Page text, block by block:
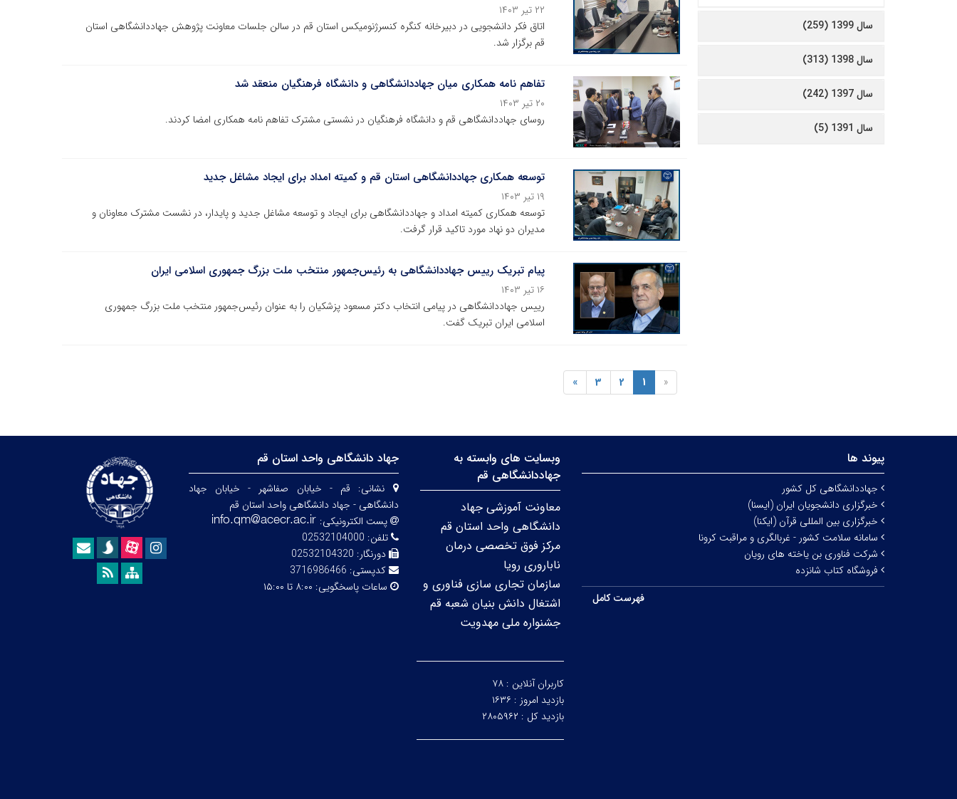
۲۲ تیر ۱۴۰۳
اتاق فکر دانشجویی در دبیرخانه کنگره کنسرژنومیکس استان قم در سالن جلسات معاونت پژوهش جهاددانشگاهی استان
قم برگزار شد.
تفاهم نامه همکاری میان جهاددانشگاهی و دانشگاه فرهنگیان منعقد شد
۲۰ تیر ۱۴۰۳
روسای جهاددانشگاهی قم و دانشگاه فرهنگیان در نشستی مشترک تفاهم نامه همکاری امضا کردند.
توسعه همکاری جهاددانشگاهی استان قم و کمیته امداد برای ایجاد مشاغل جدید
۱۹ تیر ۱۴۰۳
توسعه همکاری کمیته امداد و جهاددانشگاهی برای ایجاد و توسعه مشاغل جدید و پایدار، در نشست مشترک معاونان و
مدیران دو نهاد مورد تاکید قرار گرفت.
پیام تبریک رییس جهاددانشگاهی به رئیس‌جمهور منتخب ملت بزرگ جمهوری اسلامی ایران
۱۶ تیر ۱۴۰۳
رییس جهاددانشگاهی در پیامی انتخاب دکتر مسعود پزشکیان را به عنوان رئیس‌جمهور منتخب ملت بزرگ جمهوری
اسلامی ایران تبریک گفت.
«
1
2
3
»
سال 1399 (259)
سال 1398 (313)
سال 1397 (242)
سال 1391 (5)
پیوند ها
جهاددانشگاهی کل کشور
خبرگزاری دانشجویان ایران (ایسنا)
خبرگزاری بین المللی قرآن (ایکنا)
سامانه سلامت کشور - غربالگری و مراقبت کرونا
شرکت فناوری بن یاخته های رویان
فروشگاه کتاب شانزده
فهرست کامل
وبسایت های وابسته به
جهاددانشگاهی قم
معاونت آموزشی جهاد
دانشگاهی واحد استان قم
مرکز فوق تخصصی درمان
ناباروری رویا
سازمان تجاری سازی فناوری و
اشتغال دانش بنیان شعبه قم
جشنواره ملی مهدویت
کاربران آنلاین : ۷۸
بازدید امروز : ۱۶۳۶
بازدید کل : ۲۸۰۵۹۶۲
جهاد دانشگاهی واحد استان قم
نشانی: قم - خیابان صفاشهر - خیابان جهاد
دانشگاهی - جهاد دانشگاهی واحد استان قم
پست الکترونیکی:
تلفن: 02532104000
دورنگار: 02532104320
کدپستی: 3716986466
ساعات پاسخگویی: ۸:۰۰ تا ۱۵:۰۰